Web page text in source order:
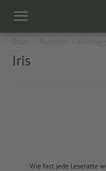
Iris
Wie fast jede Leseratte